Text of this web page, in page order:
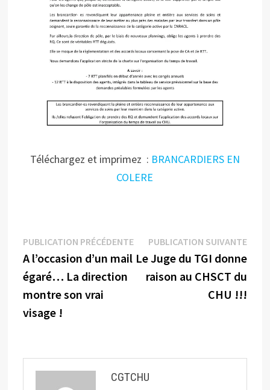
Téléchargez et imprimez : BRANCARDIERS EN
COLERE
Navigation
de
l’article
PUBLICATION PRÉCÉDENTEPublication
précédente :
A l’occasion d’un mail
égaré… La direction
montre son vrai
visage !
PUBLICATION SUIVANTE
Le Juge du TGI donne
raison au CHSCT du
CHU !!!
CGTCHU